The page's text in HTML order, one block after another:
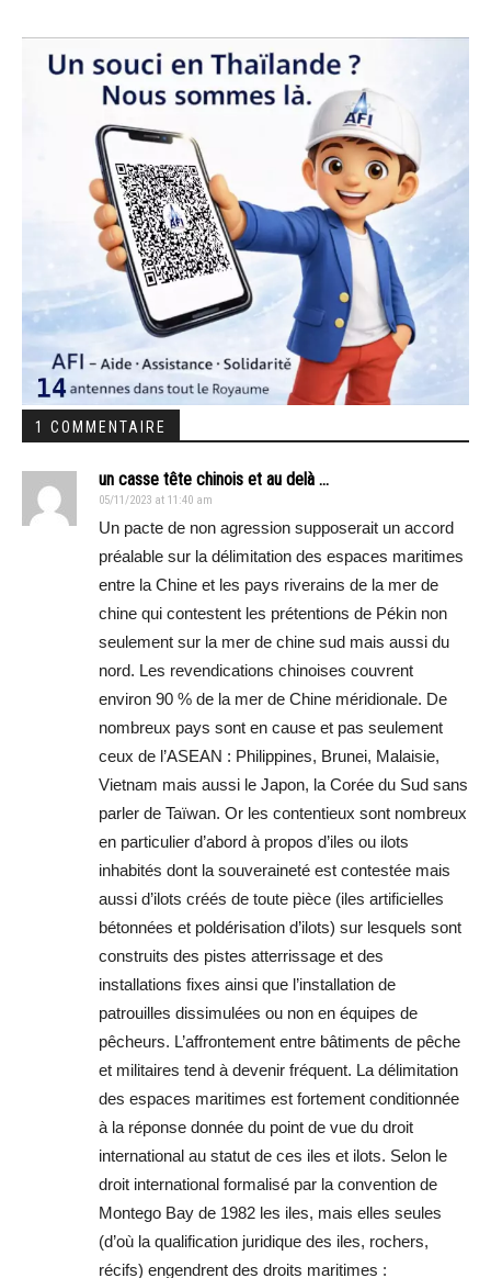
1 COMMENTAIRE
un casse tête chinois et au delà ...
05/11/2023 at 11:40 am
Un pacte de non agression supposerait un accord
préalable sur la délimitation des espaces maritimes
entre la Chine et les pays riverains de la mer de
chine qui contestent les prétentions de Pékin non
seulement sur la mer de chine sud mais aussi du
nord. Les revendications chinoises couvrent
environ 90 % de la mer de Chine méridionale. De
nombreux pays sont en cause et pas seulement
ceux de l’ASEAN : Philippines, Brunei, Malaisie,
Vietnam mais aussi le Japon, la Corée du Sud sans
parler de Taïwan. Or les contentieux sont nombreux
en particulier d’abord à propos d’iles ou ilots
inhabités dont la souveraineté est contestée mais
aussi d’ilots créés de toute pièce (iles artificielles
bétonnées et poldérisation d’ilots) sur lesquels sont
construits des pistes atterrissage et des
installations fixes ainsi que l’installation de
patrouilles dissimulées ou non en équipes de
pêcheurs. L’affrontement entre bâtiments de pêche
et militaires tend à devenir fréquent. La délimitation
des espaces maritimes est fortement conditionnée
à la réponse donnée du point de vue du droit
international au statut de ces iles et ilots. Selon le
droit international formalisé par la convention de
Montego Bay de 1982 les iles, mais elles seules
(d’où la qualification juridique des iles, rochers,
récifs) engendrent des droits maritimes :